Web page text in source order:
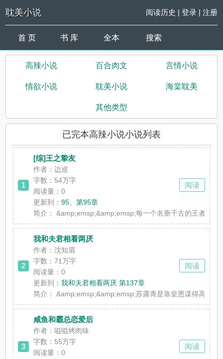
耽美小说 阅读历史 | 登录| 注册
首 页 书 库 全本 搜索
高辣小说 百合肉文 言情小说
情欲小说 耽美小说 海棠耽美
其他类型
已完本高辣小说小说列表
1
[综]王之挚友
作者：边巡
字数：54万字
阅读量：0
更新到：95、第95章
简介：
&amp;emsp;&amp;emsp;每一个名垂千古的王者身
阅读
2
我和夫君相看两厌
作者：沈知眉
字数：71万字
阅读量：0
更新到：我和夫君相看两厌 第137章
简介：
&amp;emsp;&amp;emsp;苏露青是靠皇恩谋得高位
阅读
3
咸鱼和霸总恋爱后
作者：嗞嗞烤肉味
字数：55万字
阅读量：0
阅读